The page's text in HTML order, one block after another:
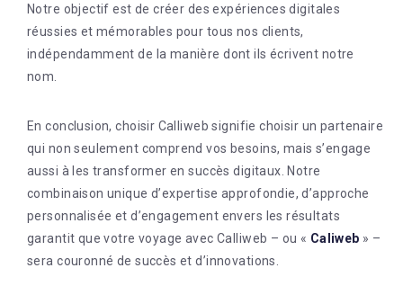
Notre objectif est de créer des expériences digitales
réussies et mémorables pour tous nos clients,
indépendamment de la manière dont ils écrivent notre
nom.
En conclusion, choisir Calliweb signifie choisir un partenaire
qui non seulement comprend vos besoins, mais s’engage
aussi à les transformer en succès digitaux. Notre
combinaison unique d’expertise approfondie, d’approche
personnalisée et d’engagement envers les résultats
garantit que votre voyage avec Calliweb – ou « Caliweb » –
sera couronné de succès et d’innovations.